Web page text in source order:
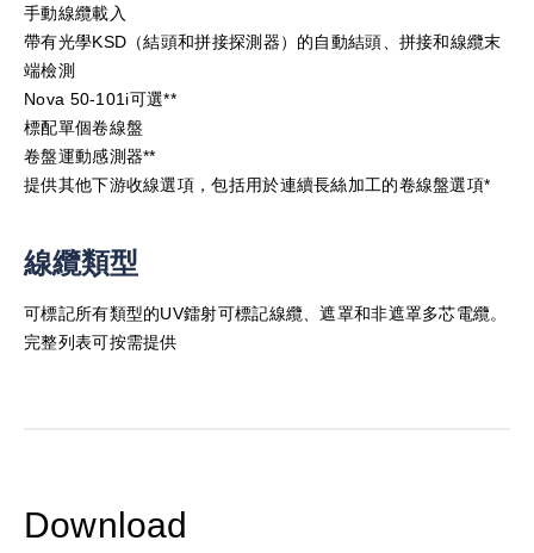
手動線纜載入
帶有光學KSD（結頭和拼接探測器）的自動結頭、拼接和線纜末
端檢測
Nova 50-101i可選**
標配單個卷線盤
卷盤運動感測器**
提供其他下游收線選項，包括用於連續長絲加工的卷線盤選項*
線纜類型
可標記所有類型的UV鐳射可標記線纜、遮罩和非遮罩多芯電纜。
完整列表可按需提供
Download